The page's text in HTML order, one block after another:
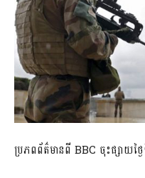
ប្រភពព័ត៌មានពី BBC ចុះផ្សាយថ្